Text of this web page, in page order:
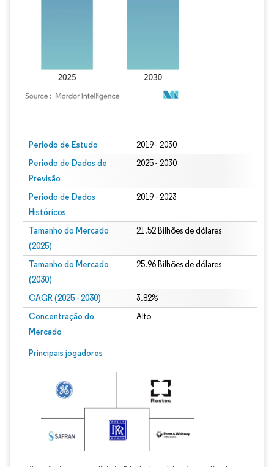
Período de Estudo 2019 - 2030
Período de Dados de
Previsão
2025 - 2030
Período de Dados
Históricos
2019 - 2023
Tamanho do Mercado
(2025)
21.52 Bilhões de dólares
Tamanho do Mercado
(2030)
25.96 Bilhões de dólares
CAGR (2025 - 2030) 3.82%
Concentração do
Mercado
Alto
Principais jogadores